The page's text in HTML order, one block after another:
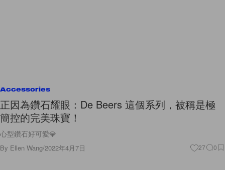
Accessories
正因為鑽石耀眼：De Beers 這個系列，被稱是極
簡控的完美珠寶！
心型鑽石好可愛💎
By Ellen Wang/2022年4月7日 27 0